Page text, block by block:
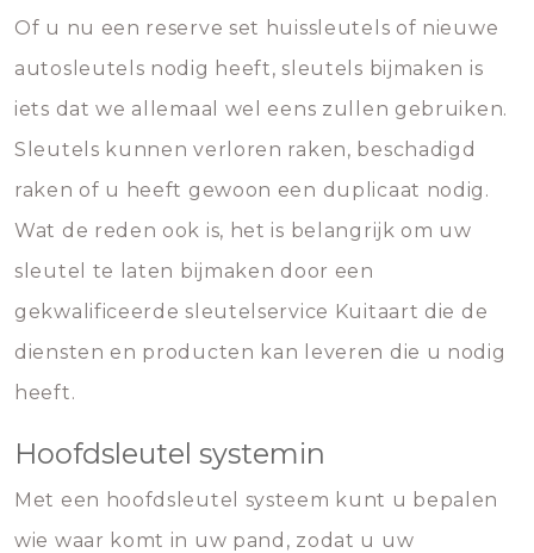
Of u nu een reserve set huissleutels of nieuwe
autosleutels nodig heeft, sleutels bijmaken is
iets dat we allemaal wel eens zullen gebruiken.
Sleutels kunnen verloren raken, beschadigd
raken of u heeft gewoon een duplicaat nodig.
Wat de reden ook is, het is belangrijk om uw
sleutel te laten bijmaken door een
gekwalificeerde sleutelservice Kuitaart die de
diensten en producten kan leveren die u nodig
heeft.
Hoofdsleutel systemin
Met een hoofdsleutel systeem kunt u bepalen
wie waar komt in uw pand, zodat u uw